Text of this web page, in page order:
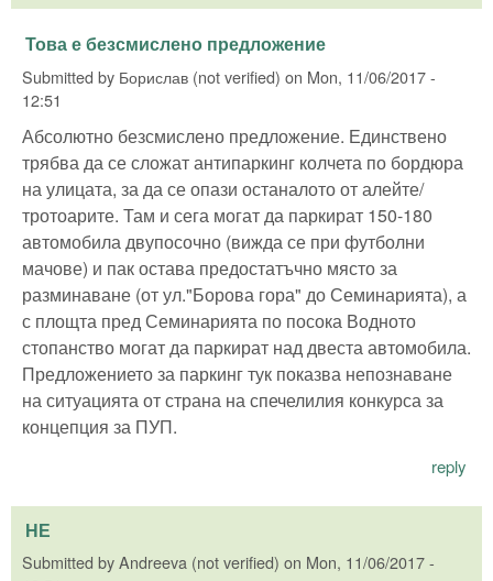
Това е безсмислено предложение
Submitted by Борислав (not verified) on Mon, 11/06/2017 -
12:51
Абсолютно безсмислено предложение. Единствено
трябва да се сложат антипаркинг колчета по бордюра
на улицата, за да се опази останалото от алейте/
тротоарите. Там и сега могат да паркират 150-180
автомобила двупосочно (вижда се при футболни
мачове) и пак остава предостатъчно място за
разминаване (от ул."Борова гора" до Семинарията), а
с площта пред Семинарията по посока Водното
стопанство могат да паркират над двеста автомобила.
Предложението за паркинг тук показва непознаване
на ситуацията от страна на спечелилия конкурса за
концепция за ПУП.
reply
НЕ
Submitted byAndreeva (not verified) on Mon, 11/06/2017 -